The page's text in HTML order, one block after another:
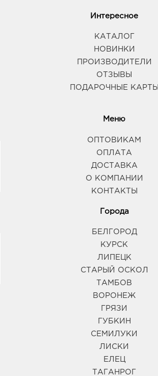
Интересное
КАТАЛОГ
НОВИНКИ
ПРОИЗВОДИТЕЛИ
ОТЗЫВЫ
ПОДАРОЧНЫЕ КАРТЫ
Меню
ОПТОВИКАМ
ОПЛАТА
ДОСТАВКА
О КОМПАНИИ
КОНТАКТЫ
Города
БЕЛГОРОД
КУРСК
ЛИПЕЦК
СТАРЫЙ ОСКОЛ
ТАМБОВ
ВОРОНЕЖ
ГРЯЗИ
ГУБКИН
СЕМИЛУКИ
ЛИСКИ
ЕЛЕЦ
ТАГАНРОГ